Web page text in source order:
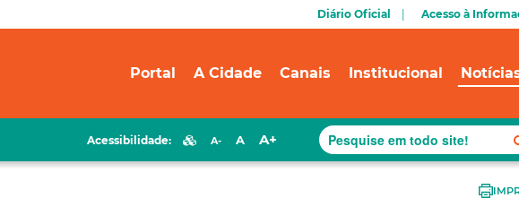
Diário Oficial Acesso à
Portal A Cidade Canais Institucional
Acessibilidade: A- A A+